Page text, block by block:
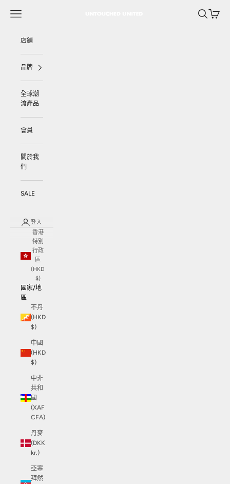
選單 搜尋購物車
店鋪
品牌
全球潮
流產品
會員
關於我
們
SALE
登入
香港
特別
行政
區
(HKD
$)
國家/地
區
不丹
(HKD
$)
中國
(HKD
$)
中非
共和
國
(XAF
CFA)
丹麥
(DKK
kr.)
亞塞
拜然